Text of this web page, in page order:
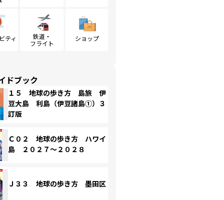
ティ
鉄道・
フライト
ショップ
ドブック
１５ 地球の歩き方 島旅 伊
豆大島 利島（伊豆諸島①）３
訂版
Ｃ０２ 地球の歩き方 ハワイ
島 ２０２７～２０２８
Ｊ３３ 地球の歩き方 墨田区